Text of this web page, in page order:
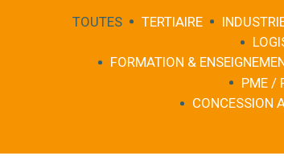
TOUTES TERTIAIRE
FORMATION &
PME /
CONCESSION